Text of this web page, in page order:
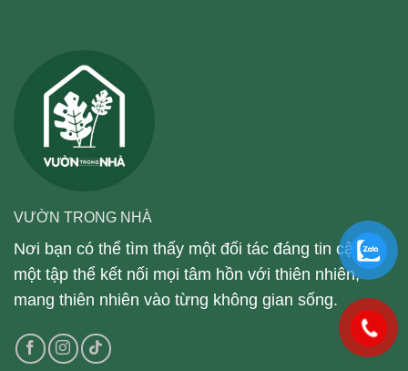
VƯỜN TRONG NHÀ
Nơi bạn có thể tìm thấy một đối tác đáng tin cậy,
một tập thể kết nối mọi tâm hồn với thiên nhiên,
mang thiên nhiên vào từng không gian sống.